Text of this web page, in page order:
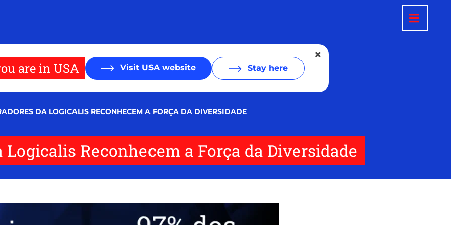
are in USA Visit USA website Stay here
DA LOGICALIS RECONHECEM A FORÇA DA DIVERSIDADE
Logicalis Reconhecem a Força da Diversidade